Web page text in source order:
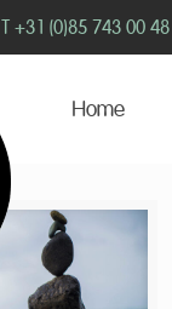
T +31 (0)85 743 00 48
Home